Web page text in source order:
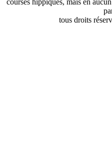
courses hippiques, mais en
tous droits